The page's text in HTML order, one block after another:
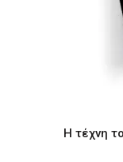
Η τέχνη